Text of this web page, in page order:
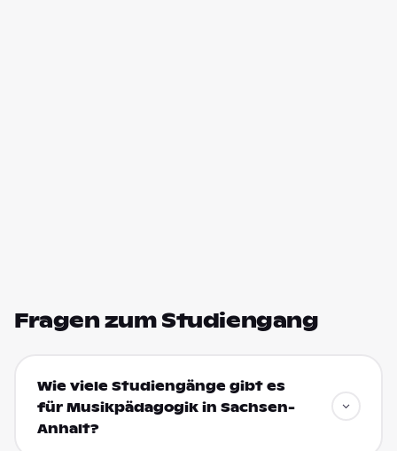
Fragen zum Studiengang
Wie viele Studiengänge gibt es
für Musikpädagogik in Sachsen-
Anhalt?